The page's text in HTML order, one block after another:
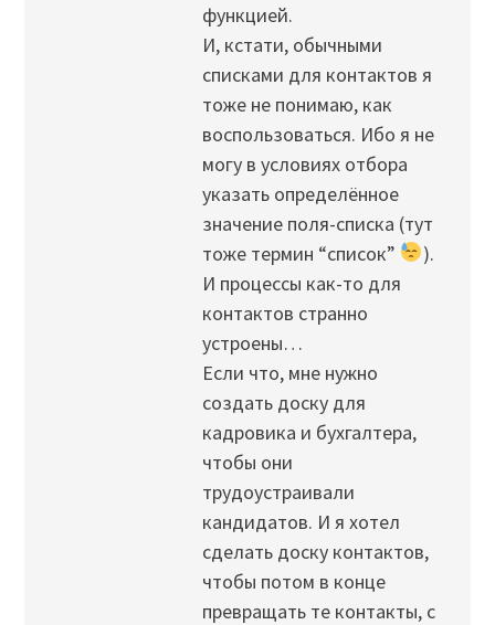
функцией.
И, кстати, обычными
списками для контактов я
тоже не понимаю, как
воспользоваться. Ибо я не
могу в условиях отбора
указать определённое
значение поля-списка (тут
тоже термин “список”
).
И процессы как-то для
контактов странно
устроены…
Если что, мне нужно
создать доску для
кадровика и бухгалтера,
чтобы они
трудоустраивали
кандидатов. И я хотел
сделать доску контактов,
чтобы потом в конце
превращать те контакты, с